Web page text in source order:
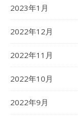
2023年1月
2022年12月
2022年11月
2022年10月
2022年9月